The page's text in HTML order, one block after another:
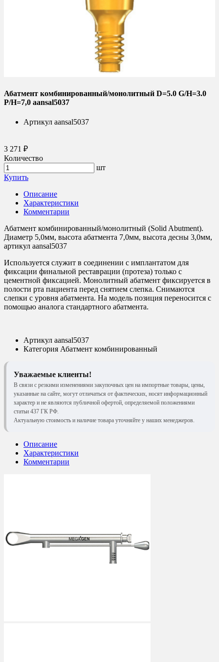
Абатмент комбинированный/монолитный D=5.0 G/H=3.0
P/H=7,0 aansal5037
Артикул aansal5037
3 271 ₽
Количество
шт
Купить
Описание
Характеристики
Комментарии
Абатмент комбинированный/монолитный (Solid Abutment).
Диаметр 5,0мм, высота абатмента 7,0мм, высота десны 3,0мм,
артикул aansal5037
Используется служит в соединении с имплантатом для
фиксации финальной реставрации (протеза) только с
цементной фиксацией. Монолитный абатмент фиксируется в
полости рта пациента перед снятием слепка. Снимаются
слепки с уровня абатмента. На модель позиция переносится с
помощью аналога стандартного абатмента.
Артикул aansal5037
Категория Абатмент комбинированный
Уважаемые клиенты!
В связи с резкими изменениями закупочных цен на импортные товары, цены,
указанные на сайте, могут отличаться от фактических, носят информационный
характер и не являются публичной офертой, определяемой положениями
статьи 437 ГК РФ.
Актуальную стоимость и наличие товара уточняйте у наших менеджеров.
Описание
Характеристики
Комментарии